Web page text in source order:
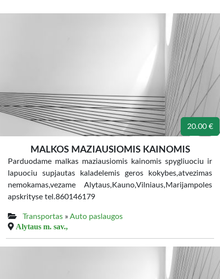
20.00 €
MALKOS MAZIAUSIOMIS KAINOMIS
Parduodame malkas maziausiomis kainomis spygliuociu ir
lapuociu supjautas kaladelemis geros kokybes,atvezimas
nemokamas,vezame Alytaus,Kauno,Vilniaus,Marijampoles
apskrityse tel.860146179
Transportas » Auto paslaugos
Alytaus m. sav.,